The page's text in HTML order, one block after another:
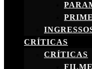
CRÍTICAS
CRÍTICAS